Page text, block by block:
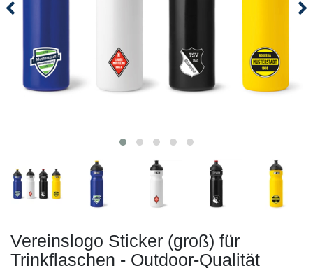
Vereinslogo Sticker (groß) für
Trinkflaschen - Outdoor-Qualität